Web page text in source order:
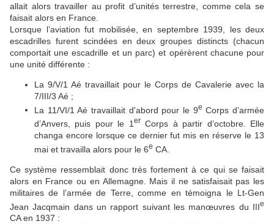
allait alors travailler au profit d’unités terrestre, comme cela se
faisait alors en France.
Lorsque l’aviation fut mobilisée, en septembre 1939, les deux
escadrilles furent scindées en deux groupes distincts (chacun
comportait une escadrille et un parc) et opérèrent chacune pour
une unité différente :
La 9/V/1 Aé travaillait pour le Corps de Cavalerie avec la
7/III/3 Aé ;
La 11/VI/1 Aé travaillait d'abord pour le 9e Corps d’armée
d’Anvers, puis pour le 1 er Corps à partir d’octobre. Elle
changa encore lorsque ce dernier fut mis en réserve le 13
mai et travailla alors pour le 6e CA.
Ce système ressemblait donc très fortement à ce qui se faisait
alors en France ou en Allemagne. Mais il ne satisfaisait pas les
militaires de l’armée de Terre, comme en témoigna le Lt-Gen
Jean Jacqmain dans un rapport suivant les manœuvres du IIIe
CA en 1937 :